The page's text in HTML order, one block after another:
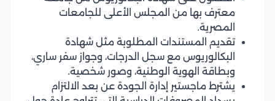
معترف بها من المجلس الأعلى للجامعات
المصرية.
تقديم المستندات المطلوبة مثل شهادة
البكالوريوس مع سجل الدرجات، وجواز سفر ساري،
وبطاقة الهوية الوطنية، وصور شخصية.
يشترط ماجستير إدارة الجودة عن بعد الالتزام